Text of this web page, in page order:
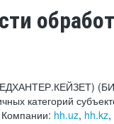
категорий
hh.uz, hh.kz,